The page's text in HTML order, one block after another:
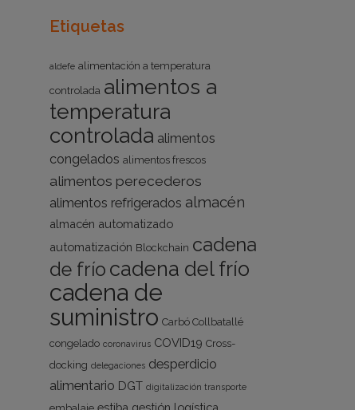
Etiquetas
aldefe alimentación a temperatura
controlada alimentos a
temperatura
controlada alimentos
congelados alimentos frescos
alimentos perecederos
alimentos refrigerados almacén
almacén automatizado
automatización Blockchain cadena
de frío cadena del frío
cadena de
suministro Carbó Collbatallé
congelado coronavirus COVID19 Cross-
docking delegaciones desperdicio
alimentario DGT digitalización transporte